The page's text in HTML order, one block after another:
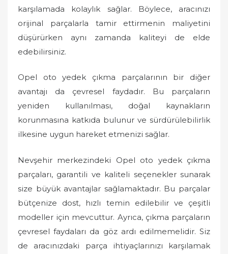
karşılamada kolaylık sağlar. Böylece, aracınızı
orijinal parçalarla tamir ettirmenin maliyetini
düşürürken aynı zamanda kaliteyi de elde
edebilirsiniz.
Opel oto yedek çıkma parçalarının bir diğer
avantajı da çevresel faydadır. Bu parçaların
yeniden kullanılması, doğal kaynakların
korunmasına katkıda bulunur ve sürdürülebilirlik
ilkesine uygun hareket etmenizi sağlar.
Nevşehir merkezindeki Opel oto yedek çıkma
parçaları, garantili ve kaliteli seçenekler sunarak
size büyük avantajlar sağlamaktadır. Bu parçalar
bütçenize dost, hızlı temin edilebilir ve çeşitli
modeller için mevcuttur. Ayrıca, çıkma parçaların
çevresel faydaları da göz ardı edilmemelidir. Siz
de aracınızdaki parça ihtiyaçlarınızı karşılamak